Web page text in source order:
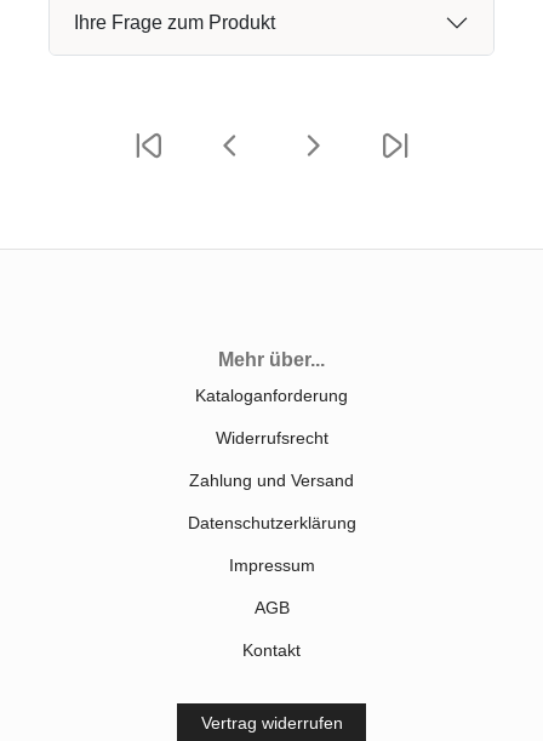
Ihre Frage zum Produkt
Mehr über...
Kataloganforderung
Widerrufsrecht
Zahlung und Versand
Datenschutzerklärung
Impressum
AGB
Kontakt
Vertrag widerrufen